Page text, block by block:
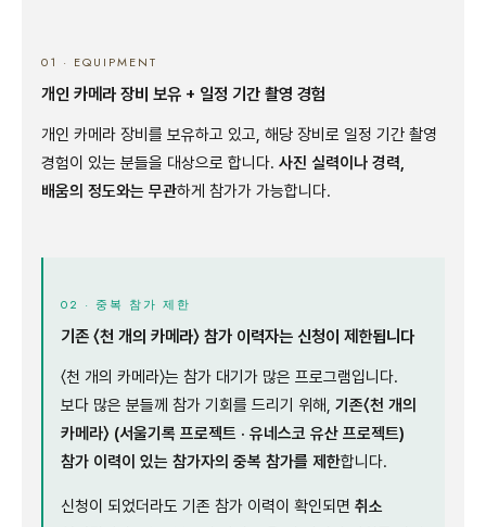
01 · EQUIPMENT
개인 카메라 장비 보유 + 일정 기간 촬영 경험
개인 카메라 장비를 보유하고 있고, 해당 장비로 일정 기간 촬영
경험이 있는 분들을 대상으로 합니다. 사진 실력이나 경력,
배움의 정도와는 무관하게 참가가 가능합니다.
02 · 중복 참가 제한
기존 〈천 개의 카메라〉 참가 이력자는 신청이 제한됩니다
〈천 개의 카메라〉는 참가 대기가 많은 프로그램입니다.
보다 많은 분들께 참가 기회를 드리기 위해, 기존〈천 개의
카메라〉 (서울기록 프로젝트 · 유네스코 유산 프로젝트)
참가 이력이 있는 참가자의 중복 참가를 제한합니다.
신청이 되었더라도 기존 참가 이력이 확인되면 취소